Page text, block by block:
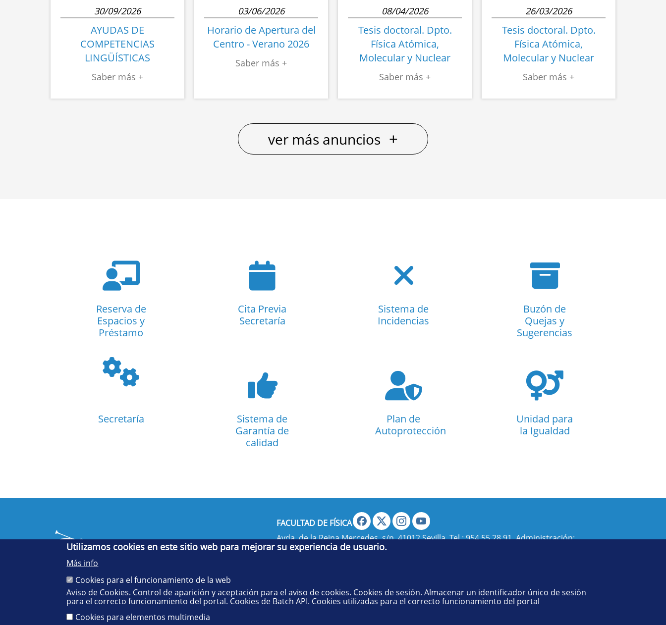
30/09/2026
AYUDAS DE
COMPETENCIAS
LINGÜÍSTICAS
03/06/2026
Horario de Apertura del
Centro - Verano 2026
08/04/2026
Tesis doctoral. Dpto.
Física Atómica,
Molecular y Nuclear
26/03/2026
Tesis doctoral. Dpto.
Física Atómica,
Molecular y Nuclear
ver más anuncios +
Reserva de
Espacios y
Préstamo
Cita Previa
Secretaría
Sistema de
Incidencias
Buzón de
Quejas y
Sugerencias
Secretaría
Sistema de
Garantía de
calidad
Plan de
Autoprotección
Unidad para
la Igualdad
Cinco siglos
impulsando el
conocimiento
FACULTAD DE FÍSICA
Avda. de la Reina Mercedes, s/n. 41012 Sevilla. Tel.:954 55 28 91. Administración:
administradorfisica@us.es- Secretaría:
Utilizamos cookies en este sitio web para mejorar su experiencia de usuario.
Más info
Cookies para el funcionamiento de la web
Aviso de Cookies. Control de aparición y aceptación para el aviso de cookies. Cookies de sesión. Almacenar un identificador único de sesión
para el correcto funcionamiento del portal. Cookies de Batch API. Cookies utilizadas para el correcto funcionamiento del portal
Cookies para elementos multimedia